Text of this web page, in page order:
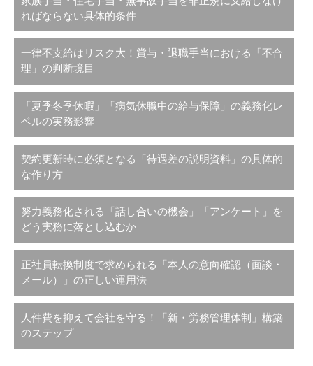
ればならない具体的条件
一律不支給はリスク大！賞与・退職手当における「不合
理」の判断境目
「夏季冬季休暇」「病気休職中の給与保障」の義務化レ
ベルの実務影響
契約更新時に必須となる「待遇差の説明資料」の具体的
な作り方
努力義務化される「話し合いの機会」「アンケート」を
どう実務に落とし込むか
正社員転換制度で求められる「本人の意向確認（面談・
メール）」の正しい運用法
人件費を抑えて会社を守る！「新・労務管理体制」構築
のステップ